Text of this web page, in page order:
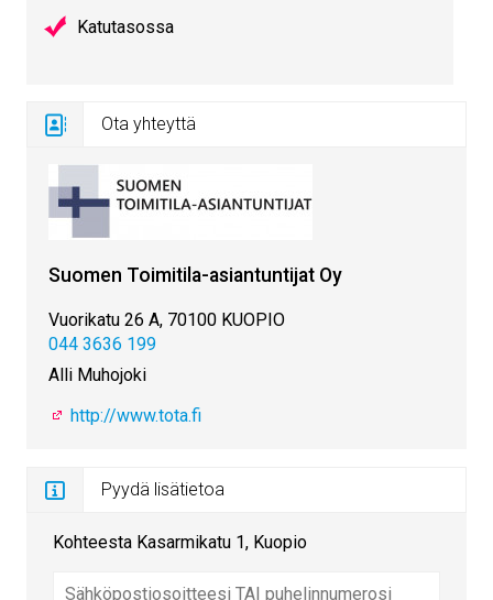
Katutasossa
Ota yhteyttä
Suomen Toimitila-asiantuntijat Oy
Vuorikatu 26 A, 70100 KUOPIO
044 3636 199
Alli Muhojoki
http://www.tota.fi
Pyydä lisätietoa
Kohteesta Kasarmikatu 1, Kuopio